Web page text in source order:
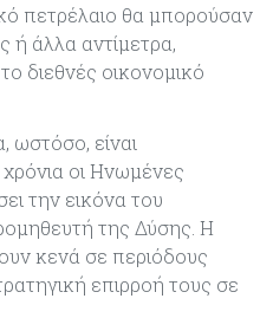
πετρέλαιο θα μπορούσαν
άλλα αντίμετρα,
διεθνές οικονομικό
ωστόσο, είναι
οι Ηνωμένες
την εικόνα του
της Δύσης. Η
κενά σε περιόδους
επιρροή τους σε